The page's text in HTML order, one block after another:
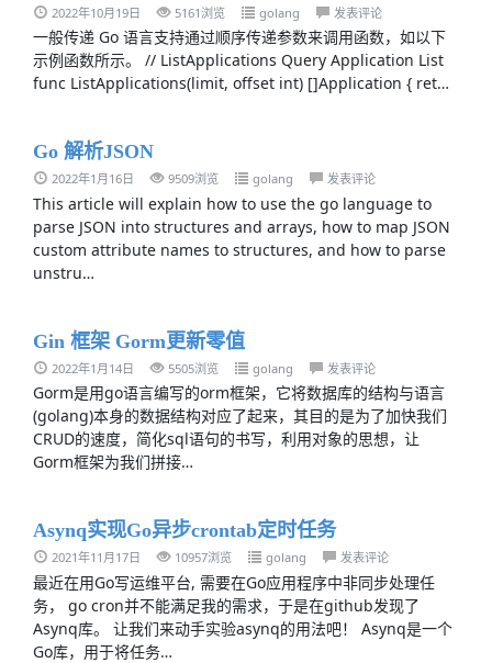
2022年10月19日 5161浏览 golang 发表评论
一般传递 Go 语言支持通过顺序传递参数来调用函数，如以下
示例函数所示。 // ListApplications Query Application List
func ListApplications(limit, offset int) []Application { ret…
Go 解析JSON
2022年1月16日 9509浏览 golang 发表评论
This article will explain how to use the go language to
parse JSON into structures and arrays, how to map JSON
custom attribute names to structures, and how to parse
unstru…
Gin 框架 Gorm更新零值
2022年1月14日 5505浏览 golang 发表评论
Gorm是用go语言编写的orm框架，它将数据库的结构与语言
(golang)本身的数据结构对应了起来，其目的是为了加快我们
CRUD的速度，简化sql语句的书写，利用对象的思想，让
Gorm框架为我们拼接…
Asynq实现Go异步crontab定时任务
2021年11月17日 10957浏览 golang 发表评论
最近在用Go写运维平台, 需要在Go应用程序中非同步处理任
务， go cron并不能满足我的需求，于是在github发现了
Asynq库。 让我们来动手实验asynq的用法吧！ Asynq是一个
Go库，用于将任务…